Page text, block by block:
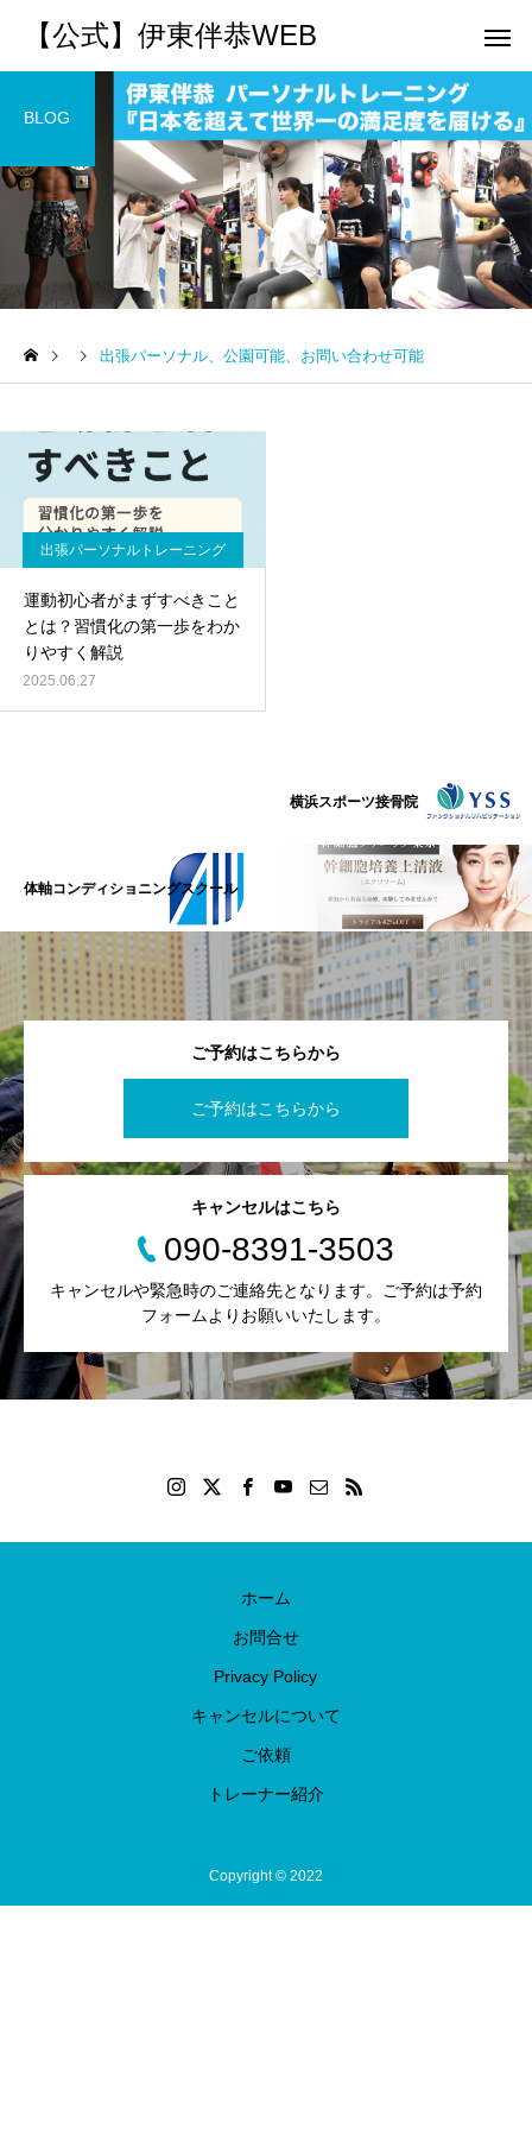
【公式】伊東伴恭WEB
トレーナーとして 個別トレー
パーソナルトレーニ
ング
キックボクシングで本当に
が消費カロリーと週の回数
で答えます
パーソナルトレーニ
ング
パーソナルトレーナー
BLOG
出張パーソナル、公園可能、お問い合わせ可能
出張パーソナルトレーニング
運動初心者がまずすべきこと
とは？習慣化の第一歩をわか
りやすく解説
2025.06.27
横浜スポーツ接骨院
体軸コンディショニングスクール
ご予約はこちらから
ご予約はこちらから
キャンセルはこちら
090-8391-3503
キャンセルや緊急時のご連絡先となります。ご予約は予約
フォームよりお願いいたします。
ホーム
お問合せ
Privacy Policy
キャンセルについて
ご依頼
トレーナー紹介
Copyright © 2022